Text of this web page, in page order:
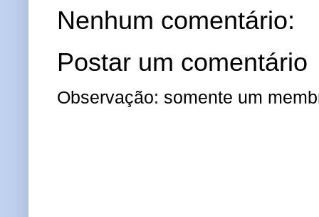
Nenhum comentário:
Postar um comentário
Observação: somente um